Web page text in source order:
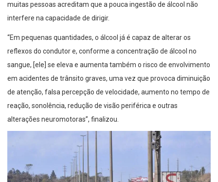
muitas pessoas acreditam que a pouca ingestão de álcool não
interfere na capacidade de dirigir.
“Em pequenas quantidades, o álcool já é capaz de alterar os
reflexos do condutor e, conforme a concentração de álcool no
sangue, [ele] se eleva e aumenta também o risco de envolvimento
em acidentes de trânsito graves, uma vez que provoca diminuição
de atenção, falsa percepção de velocidade, aumento no tempo de
reação, sonolência, redução de visão periférica e outras
alterações neuromotoras”, finalizou.